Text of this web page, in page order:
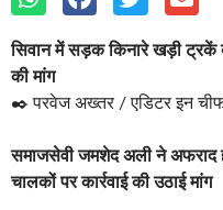
सिवान में सड़क किनारे खड़ी ट्रकें
की मांग
✒️ परवेज अख्तर / एडिटर इन
समाजसेवी जमशेद अली ने अफराद
चालकों पर कार्रवाई की उठाई मांग